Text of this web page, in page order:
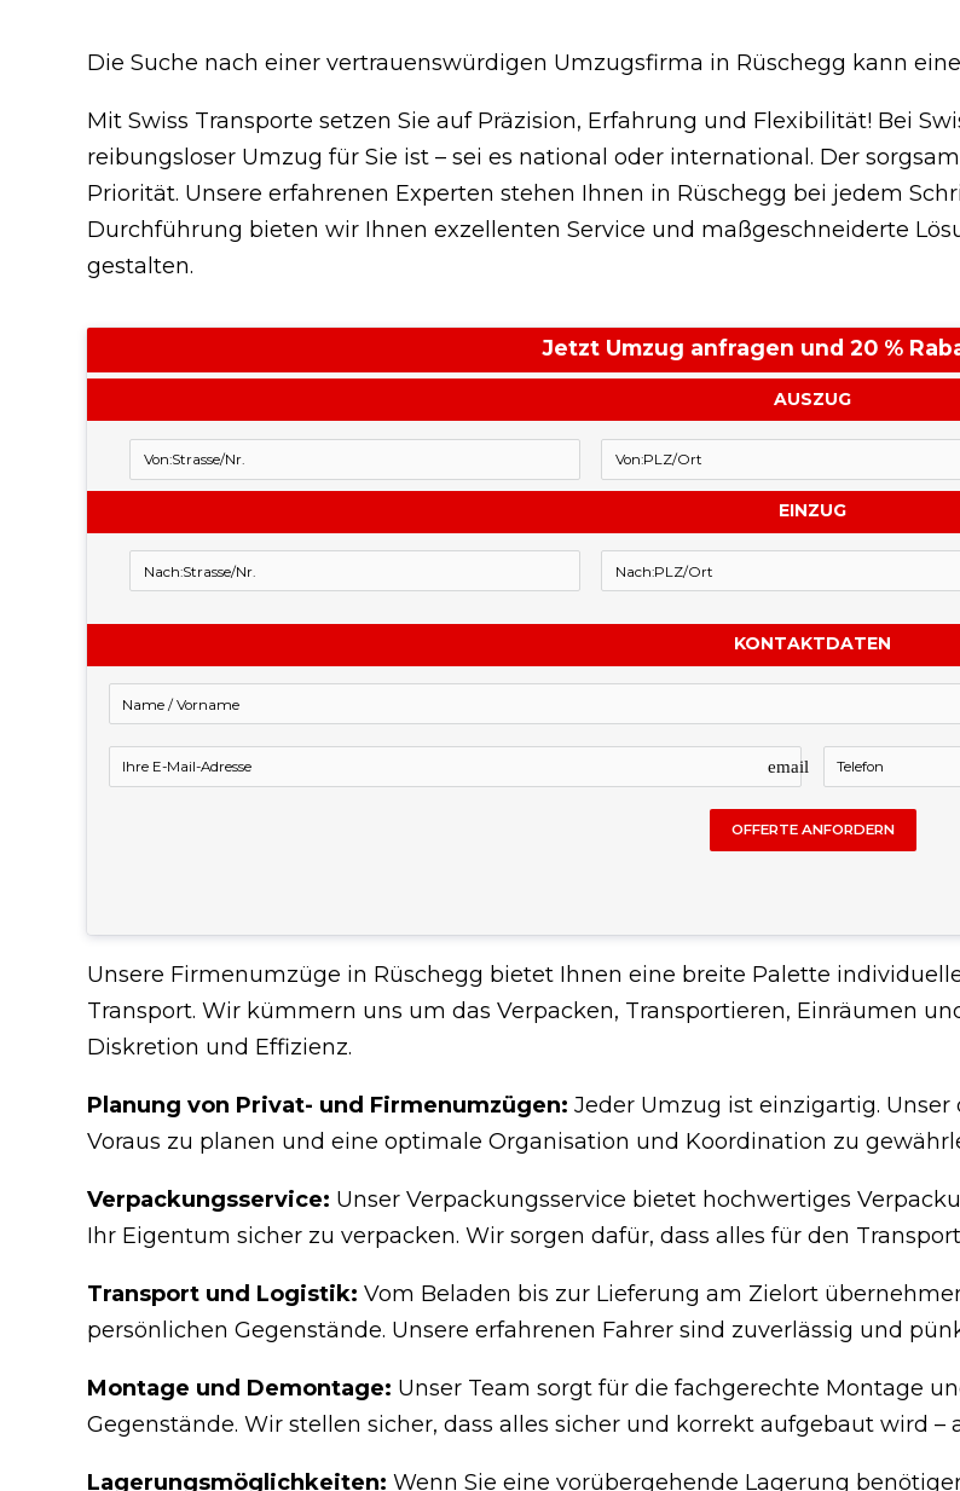
Die Suche nach einer vertrauenswürdigen Umzugsfirma in Rüschegg kann
Mit Swiss Transporte setzen Sie auf Präzision, Erfahrung und Flexibilität! Bei
reibungsloser Umzug für Sie ist – sei es national oder international. Der
Priorität. Unsere erfahrenen Experten stehen Ihnen in Rüschegg bei jedem
Durchführung bieten wir Ihnen exzellenten Service und maßgeschneiderte
gestalten.
Jetzt Umzug anfragen und 20 %
AUSZUG
EINZUG
KONTAKTDATEN
email
OFFERTE ANFORDERN
Unsere Firmenumzüge in Rüschegg bietet Ihnen eine breite Palette
Transport. Wir kümmern uns um das Verpacken, Transportieren, Einräumen
Diskretion und Effizienz.
Planung von Privat- und Firmenumzügen: Jeder Umzug ist einzigartig.
Voraus zu planen und eine optimale Organisation und Koordination zu
Verpackungsservice: Unser Verpackungsservice bietet hochwertiges
Ihr Eigentum sicher zu verpacken. Wir sorgen dafür, dass alles für den
Transport und Logistik: Vom Beladen bis zur Lieferung am Zielort
persönlichen Gegenstände. Unsere erfahrenen Fahrer sind zuverlässig und
Montage und Demontage: Unser Team sorgt für die fachgerechte Montage
Gegenstände. Wir stellen sicher, dass alles sicher und korrekt aufgebaut wird
Lagerungsmöglichkeiten: Wenn Sie eine vorübergehende Lagerung